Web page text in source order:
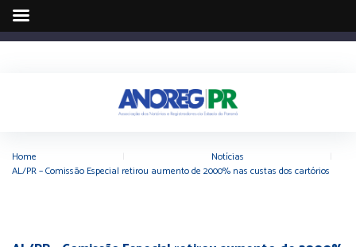
Home Notícias
AL/PR – Comissão Especial retirou aumento de 2000% nas custas dos cartórios